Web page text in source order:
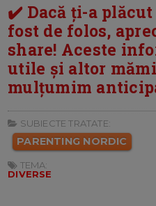
✔️ Dacă ți-a
fost de folos,
share! Aceste
utile și altor
mulțumim
SUBIECTE TRATATE:
PARENTING NORDIC
TEMA:
DIVERSE